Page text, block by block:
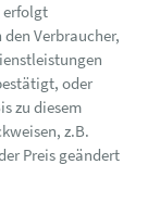
erfolgt
Verbraucher,
oder
zu diesem
z.B.
Preis geändert